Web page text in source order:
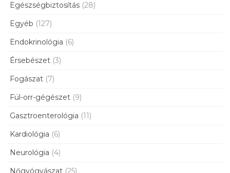
Egészségbiztosítás (28)
Egyéb (127)
Endokrinológia (6)
Érsebészet (3)
Fogászat (7)
Fül-orr-gégészet (9)
Gasztroenterológia (11)
Kardiológia (6)
Neurológia (4)
Nőgyógyászat (25)